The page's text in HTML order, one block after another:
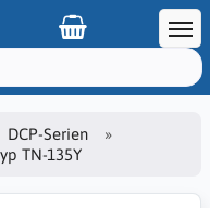
DCP-Serien
TN-135Y